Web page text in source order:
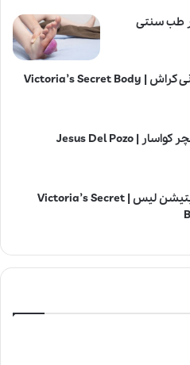
طب سنتی
بادی اسپلش ویکتوریا سکرت پیونی کراش | Victoria’s Secret Body
عطر ادکلن جسوس دل پوزو ادونچر کواسار | Jesus Del Pozo
بادی اسپلش ویکتوریا سکرت تمپتیشن لیس | Victoria’s Secret